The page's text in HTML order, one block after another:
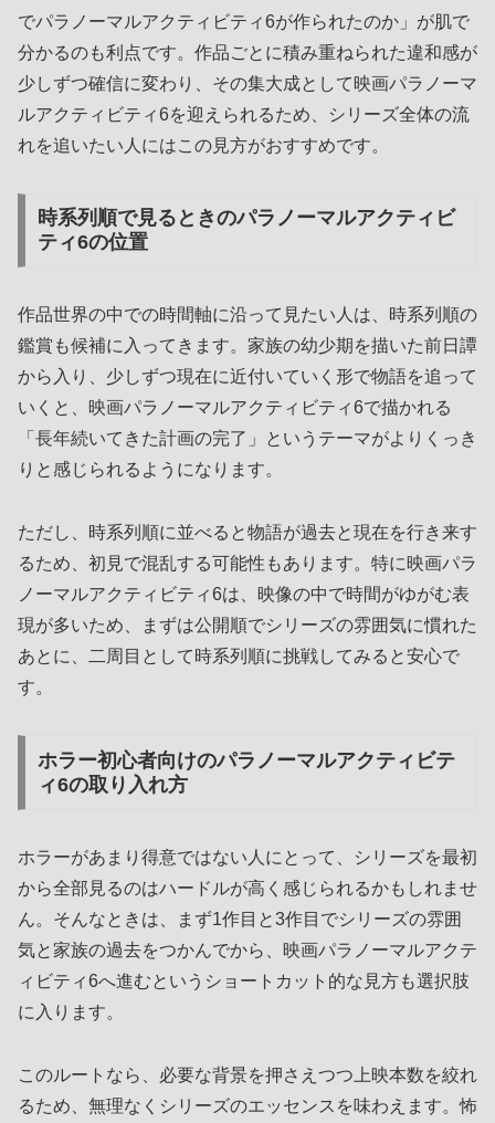
でパラノーマルアクティビティ6が作られたのか」が肌で
分かるのも利点です。作品ごとに積み重ねられた違和感が
少しずつ確信に変わり、その集大成として映画パラノーマ
ルアクティビティ6を迎えられるため、シリーズ全体の流
れを追いたい人にはこの見方がおすすめです。
時系列順で見るときのパラノーマルアクティビ
ティ6の位置
作品世界の中での時間軸に沿って見たい人は、時系列順の
鑑賞も候補に入ってきます。家族の幼少期を描いた前日譚
から入り、少しずつ現在に近付いていく形で物語を追って
いくと、映画パラノーマルアクティビティ6で描かれる
「長年続いてきた計画の完了」というテーマがよりくっき
りと感じられるようになります。
ただし、時系列順に並べると物語が過去と現在を行き来す
るため、初見で混乱する可能性もあります。特に映画パラ
ノーマルアクティビティ6は、映像の中で時間がゆがむ表
現が多いため、まずは公開順でシリーズの雰囲気に慣れた
あとに、二周目として時系列順に挑戦してみると安心で
す。
ホラー初心者向けのパラノーマルアクティビテ
ィ6の取り入れ方
ホラーがあまり得意ではない人にとって、シリーズを最初
から全部見るのはハードルが高く感じられるかもしれませ
ん。そんなときは、まず1作目と3作目でシリーズの雰囲
気と家族の過去をつかんでから、映画パラノーマルアクテ
ィビティ6へ進むというショートカット的な見方も選択肢
に入ります。
このルートなら、必要な背景を押さえつつ上映本数を絞れ
るため、無理なくシリーズのエッセンスを味わえます。怖